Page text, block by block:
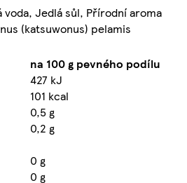
Jedlá sůl, Přírodní aroma
(katsuwonus) pelamis
na 100 g pevného podílu
427 kJ
101 kcal
0,5 g
0,2 g
0 g
0 g